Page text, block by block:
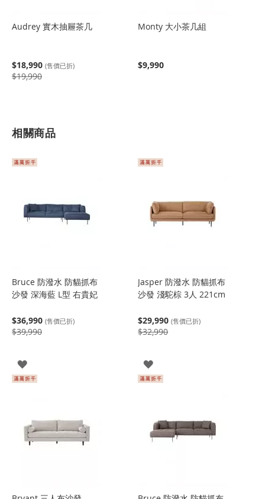
Audrey 實木抽屜茶几
$18,990 (售價已折)
$19,990
Monty 大小茶几組
$9,990
相關商品
Bruce 防潑水 防貓抓布
沙發 深海藍 L型 右貴妃
$36,990 (售價已折)
$39,990
登
入
Jasper 防潑水 防貓抓布
沙發 淺駝棕 3人 221cm
$29,990 (售價已折)
$32,990
登
入